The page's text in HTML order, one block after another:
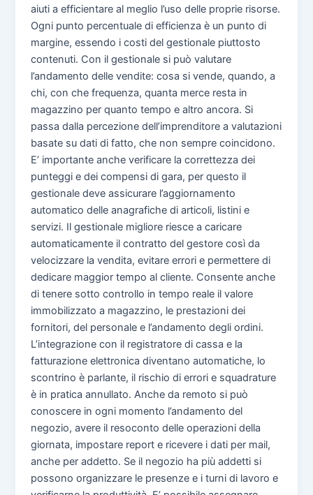
aiuti a efficientare al meglio l’uso delle proprie risorse.
Ogni punto percentuale di efficienza è un punto di
margine, essendo i costi del gestionale piuttosto
contenuti. Con il gestionale si può valutare
l’andamento delle vendite: cosa si vende, quando, a
chi, con che frequenza, quanta merce resta in
magazzino per quanto tempo e altro ancora. Si
passa dalla percezione dell’imprenditore a valutazioni
basate su dati di fatto, che non sempre coincidono.
E’ importante anche verificare la correttezza dei
punteggi e dei compensi di gara, per questo il
gestionale deve assicurare l’aggiornamento
automatico delle anagrafiche di articoli, listini e
servizi. Il gestionale migliore riesce a caricare
automaticamente il contratto del gestore così da
velocizzare la vendita, evitare errori e permettere di
dedicare maggior tempo al cliente. Consente anche
di tenere sotto controllo in tempo reale il valore
immobilizzato a magazzino, le prestazioni dei
fornitori, del personale e l’andamento degli ordini.
L’integrazione con il registratore di cassa e la
fatturazione elettronica diventano automatiche, lo
scontrino è parlante, il rischio di errori e squadrature
è in pratica annullato. Anche da remoto si può
conoscere in ogni momento l’andamento del
negozio, avere il resoconto delle operazioni della
giornata, impostare report e ricevere i dati per mail,
anche per addetto. Se il negozio ha più addetti si
possono organizzare le presenze e i turni di lavoro e